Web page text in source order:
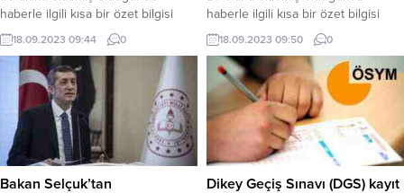
haberle ilgili kısa bir özet bilgisi
ekleyebilirsiniz. Bu metin yazı
düzenleme sayfasında “Özet”
bölümünden eklenebilir. Özet
eklenmişse başlık altında kalın
olarak bu şekilde gösterilir,
eklenmemişse bu alan boş kalır.
18.09.2023 09:44 0
haberle ilgili kısa bir özet bilgisi
ekleyebilirsiniz. Bu metin yazı
düzenleme sayfasında “Özet”
bölümünden eklenebilir. Özet
eklenmişse başlık altında kalın
olarak bu şekilde gösterilir,
eklenmemişse bu alan boş kalır.
18.09.2023 09:50 0
Bakan Selçuk’tan
Dikey Geçiş Sınavı (DGS) kayıt